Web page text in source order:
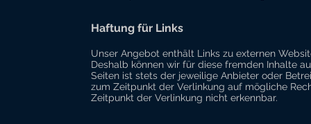
Haftung für Links
Unser Angebot enthält Links zu externen
Deshalb können wir für diese fremden Inhalte
Seiten ist stets der jeweilige Anbieter oder
zum Zeitpunkt der Verlinkung auf mögliche
Zeitpunkt der Verlinkung nicht erkennbar.